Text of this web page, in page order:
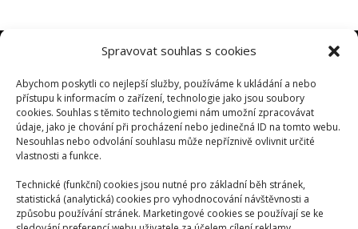
Spravovat souhlas s cookies
Abychom poskytli co nejlepší služby, používáme k ukládání a nebo
přístupu k informacím o zařízení, technologie jako jsou soubory
cookies. Souhlas s těmito technologiemi nám umožní zpracovávat
údaje, jako je chování při procházení nebo jedinečná ID na tomto webu.
Nesouhlas nebo odvolání souhlasu může nepříznivě ovlivnit určité
vlastnosti a funkce.
Technické (funkční) cookies jsou nutné pro základní běh stránek,
statistická (analytická) cookies pro vyhodnocování návštěvnosti a
způsobu používání stránek. Marketingové cookies se používají se ke
PLOŠINY TÁBOR
www.plosiny-tabor.cz
PŮJČOVNA MINIJEŘÁBY
www.manipulace-minijeraby.cz
ZEMNÍ PRÁCE